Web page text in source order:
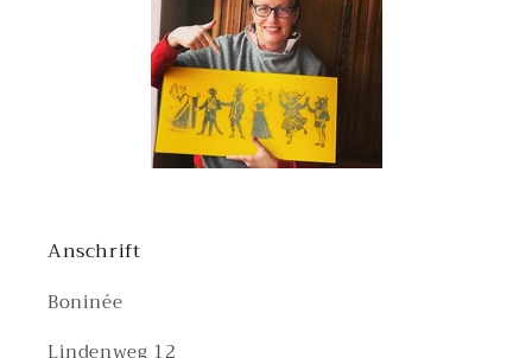
Anschrift
Boninée